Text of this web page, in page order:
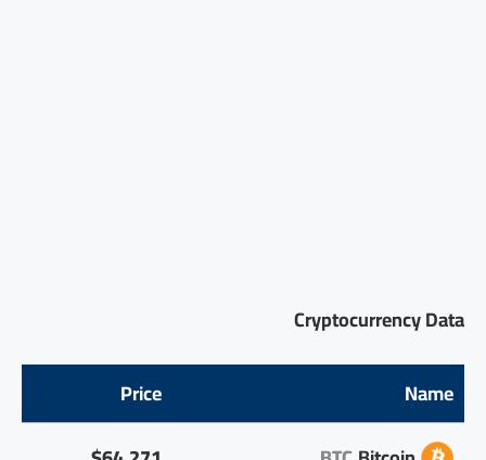
Cryptocurrency Data
Name
Price